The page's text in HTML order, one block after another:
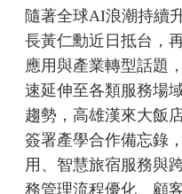
隨著全球AI浪潮持續
長黃仁勳近日抵台，
應用與產業轉型話題
速延伸至各類服務場
趨勢 ，高雄漢來大飯
簽署產學合作備忘錄
用、智慧旅宿服務與
務管理流程優化、顧